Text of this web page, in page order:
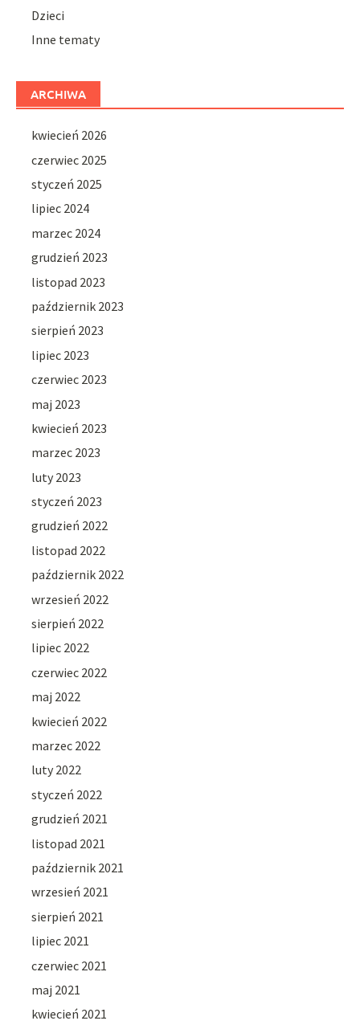
Dzieci
Inne tematy
ARCHIWA
kwiecień 2026
czerwiec 2025
styczeń 2025
lipiec 2024
marzec 2024
grudzień 2023
listopad 2023
październik 2023
sierpień 2023
lipiec 2023
czerwiec 2023
maj 2023
kwiecień 2023
marzec 2023
luty 2023
styczeń 2023
grudzień 2022
listopad 2022
październik 2022
wrzesień 2022
sierpień 2022
lipiec 2022
czerwiec 2022
maj 2022
kwiecień 2022
marzec 2022
luty 2022
styczeń 2022
grudzień 2021
listopad 2021
październik 2021
wrzesień 2021
sierpień 2021
lipiec 2021
czerwiec 2021
maj 2021
kwiecień 2021